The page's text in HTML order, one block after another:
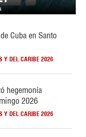
Cuba en Santo
Y DEL CARIBE 2026
hegemonía
2026
Y DEL CARIBE 2026